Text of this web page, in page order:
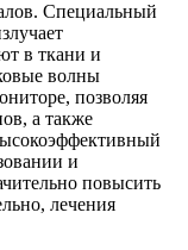
Специальный
в ткани и
волны
позволяя
а также
и
повысить
лечения